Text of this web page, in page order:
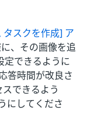
タスクを作成] ア
、その画像を追
定できるように
答時間が改良さ
できるよう
にしてくださ